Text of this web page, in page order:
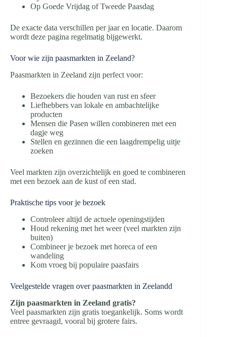
Op Goede Vrijdag of Tweede Paasdag
De exacte data verschillen per jaar en locatie. Daarom
wordt deze pagina regelmatig bijgewerkt.
Voor wie zijn paasmarkten in Zeeland?
Paasmarkten in Zeeland zijn perfect voor:
Bezoekers die houden van rust en sfeer
Liefhebbers van lokale en ambachtelijke
producten
Mensen die Pasen willen combineren met een
dagje weg
Stellen en gezinnen die een laagdrempelig uitje
zoeken
Veel markten zijn overzichtelijk en goed te combineren
met een bezoek aan de kust of een stad.
Praktische tips voor je bezoek
Controleer altijd de actuele openingstijden
Houd rekening met het weer (veel markten zijn
buiten)
Combineer je bezoek met horeca of een
wandeling
Kom vroeg bij populaire paasfairs
Veelgestelde vragen over paasmarkten in Zeelandd
Zijn paasmarkten in Zeeland gratis?
Veel paasmarkten zijn gratis toegankelijk. Soms wordt
entree gevraagd, vooral bij grotere fairs.